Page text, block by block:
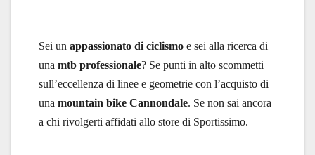
Sei un appassionato di ciclismo e sei alla ricerca di
una mtb professionale? Se punti in alto scommetti
sull’eccellenza di linee e geometrie con l’acquisto di
una mountain bike Cannondale. Se non sai ancora
a chi rivolgerti affidati allo store di Sportissimo.